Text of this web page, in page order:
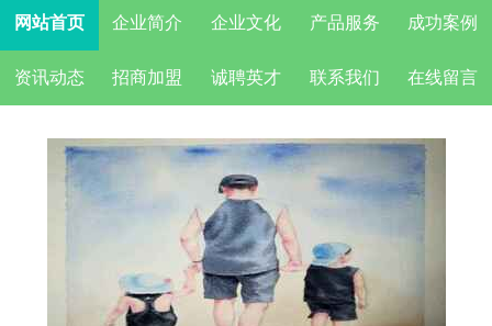
网站首页 企业简介 企业文化 产品服务 成功案例
资讯动态 招商加盟 诚聘英才 联系我们 在线留言